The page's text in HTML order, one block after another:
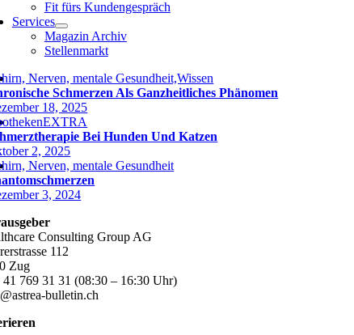
Fit fürs Kundengespräch
Services
Magazin Archiv
Stellenmarkt
Nerven, mentale Gesundheit,Wissen
Schmerzen Als Ganzheitliches Phänomen
18, 2025
Bei Hunden Und Katzen
2, 2025
Nerven, mentale Gesundheit
3, 2024
Consulting Group AG
112
Zug
41 769 31 31 (08:30 – 16:30 Uhr)
bulletin.ch